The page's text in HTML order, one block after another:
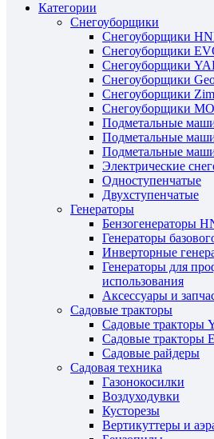
Категории
Снегоуборщики
Снегоуборщики
Снегоуборщики
Снегоуборщики
Снегоуборщики
Снегоуборщики
Снегоуборщики
Подметальные
Подметальные
Подметальные
Электрические
Одноступенчатые
Двухступенчатые
Генераторы
Бензогенераторы
Генераторы
Инверторные
Генераторы для
использования
Аксессуары и
Садовые тракторы
Садовые тракторы
Садовые тракторы
Садовые райдеры
Садовая техника
Газонокосилки
Воздуходувки
Кусторезы
Вертикуттеры и